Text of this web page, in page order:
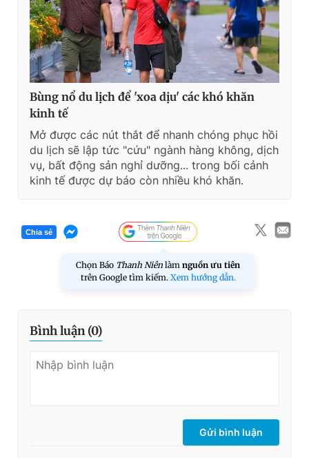
Bùng nổ du lịch để 'xoa dịu' các khó khăn
kinh tế
Mở được các nút thắt để nhanh chóng phục hồi
du lịch sẽ lập tức "cứu" ngành hàng không, dịch
vụ, bất động sản nghỉ dưỡng... trong bối cảnh
kinh tế được dự báo còn nhiều khó khăn.
Chia sẻ
Chọn Báo Thanh Niên làm nguồn ưu tiên
trên Google tìm kiếm. Xem hướng dẫn.
Bình luận (0)
Gửi bình luận